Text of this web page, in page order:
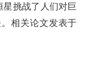
星挑战了人们对巨
相关论文发表于